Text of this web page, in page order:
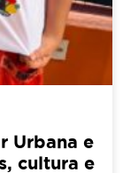
Urbana e
cultura e